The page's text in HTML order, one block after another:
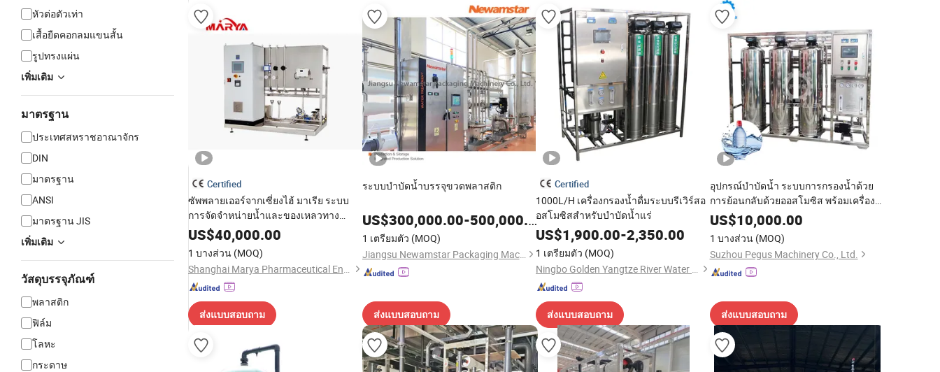
หัวต่อตัวเท่า
เสื้อยืดคอกลมแขนสั้น
รูปทรงแผ่น
เพิ่มเติม
มาตรฐาน
ประเทศสหราชอาณาจักร
DIN
มาตรฐาน
ANSI
มาตรฐาน JIS
เพิ่มเติม
วัสดุบรรจุภัณฑ์
พลาสติก
ฟิล์ม
โลหะ
กระดาษ
Certified
ซัพพลายเออร์จากเซี่ยงไฮ้ มาเรีย ระบบ
การจัดจำหน่ายน้ำและของเหลวทาง
เภสัชกรรมอัตโนมัติ
US$40,000.00
1 บางส่วน (MOQ)
Shanghai Marya Pharmaceutical Engineering & Project Co., Ltd.
ส่งแบบสอบถาม
ระบบบำบัดน้ำบรรจุขวดพลาสติก
US$300,000.00-500,000.00
1 เตรียมตัว (MOQ)
Jiangsu Newamstar Packaging Machinery Co., Ltd.
ส่งแบบสอบถาม
Certified
1000L/H เครื่องกรองน้ำดื่มระบบรีเวิร์สอ
อสโมซิสสำหรับบำบัดน้ำแร่
US$1,900.00-2,350.00
1 เตรียมตัว (MOQ)
Ningbo Golden Yangtze River Water Treatment Equipment Co., Ltd
ส่งแบบสอบถาม
อุปกรณ์บำบัดน้ำ ระบบการกรองน้ำด้วย
การย้อนกลับด้วยออสโมซิส พร้อมเครื่อง
ฆ่าเชื้อด้วยรังสี UV โรงงานน้ำอ่อนสำหรับ
การใช้งานในบ้าน
US$10,000.00
1 บางส่วน (MOQ)
Suzhou Pegus Machinery Co., Ltd.
ส่งแบบสอบถาม